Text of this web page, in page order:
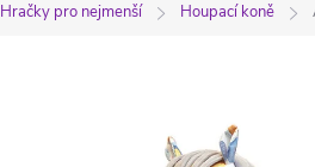
Hračky pro nejmenší Houpací koně